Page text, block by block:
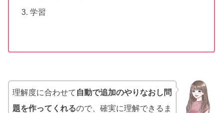
学習
理解度に合わせて 自動で追加のやりなおし問
題を作ってくれるので、確実に理解できるま